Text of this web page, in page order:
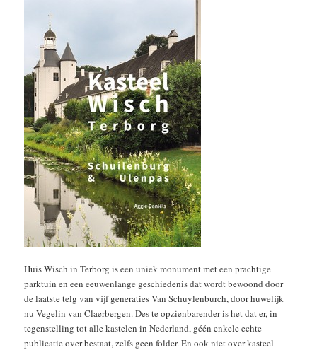
Huis Wisch in Terborg is een uniek monument met een prachtige
parktuin en een eeuwenlange geschiedenis dat wordt bewoond door
de laatste telg van vijf generaties Van Schuylenburch, door huwelijk
nu Vegelin van Claerbergen. Des te opzienbarender is het dat er, in
tegenstelling tot alle kastelen in Nederland, géén enkele echte
publicatie over bestaat, zelfs geen folder. En ook niet over kasteel